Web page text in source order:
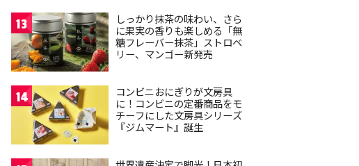
13
しっかり抹茶の味わい、さら
に果実の香りも楽しめる「無
糖フレーバー抹茶」ストロベ
リー、マンゴー新発売
14
コンビニおにぎりが文房具
に！コンビニの定番商品をモ
チーフにした文房具シリーズ
『ジムマート』誕生